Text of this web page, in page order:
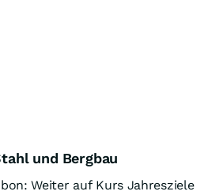
und Bergbau
Weiter auf Kurs Jahresziele